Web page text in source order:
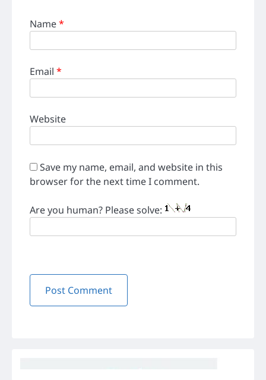
Name*
Email *
Website
Save my name, email, and website in this
browser for the next time I comment.
Are you human? Please solve: